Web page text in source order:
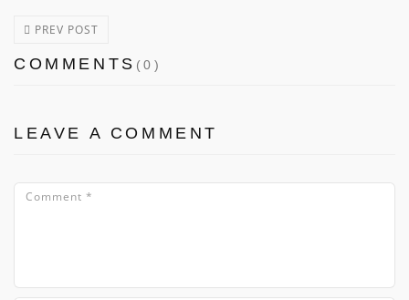
PREV POST
COMMENTS (0)
LEAVE A COMMENT